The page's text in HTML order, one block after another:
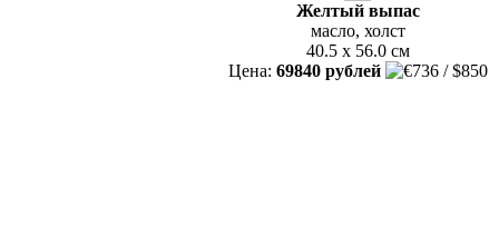
Желтый выпас
масло, холст
40.5 x 56.0 см
Цена: 69840 рублей